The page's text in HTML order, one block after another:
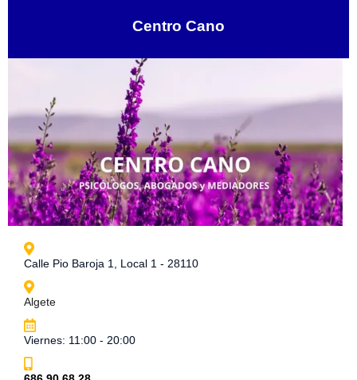
Centro Cano
Calle Pio Baroja 1, Local 1 - 28110
Algete
Viernes: 11:00 - 20:00